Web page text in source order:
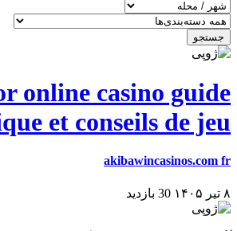
جستجو
online casino guide
et conseils de jeu
akibawincasinos.com fr
۸ تیر ۱۴۰۵ 30 بازدید